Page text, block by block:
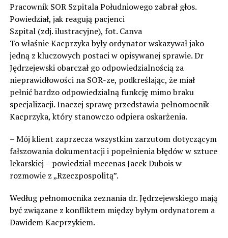
Pracownik SOR Szpitala Południowego zabrał głos.
Powiedział, jak reagują pacjenci
Szpital (zdj. ilustracyjne), fot. Canva
To właśnie Kacprzyka były ordynator wskazywał jako
jedną z kluczowych postaci w opisywanej sprawie. Dr
Jędrzejewski obarczał go odpowiedzialnością za
nieprawidłowości na SOR-ze, podkreślając, że miał
pełnić bardzo odpowiedzialną funkcję mimo braku
specjalizacji. Inaczej sprawę przedstawia pełnomocnik
Kacprzyka, który stanowczo odpiera oskarżenia.
– Mój klient zaprzecza wszystkim zarzutom dotyczącym
fałszowania dokumentacji i popełnienia błędów w sztuce
lekarskiej – powiedział mecenas Jacek Dubois w
rozmowie z „Rzeczpospolitą”.
Według pełnomocnika zeznania dr. Jędrzejewskiego mają
być związane z konfliktem między byłym ordynatorem a
Dawidem Kacprzykiem.